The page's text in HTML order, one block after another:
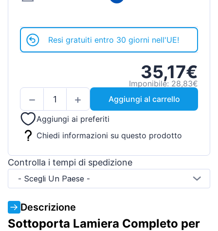
Resi gratuiti entro 30 giorni nell'UE!
35,17€
Imponibile: 28,83€
Aggiungi al carrello
Aggiungi ai preferiti
Chiedi informazioni su questo prodotto
Controlla i tempi di spedizione
- Scegli Un Paese -
Descrizione
Sottoporta Lamiera Completo per